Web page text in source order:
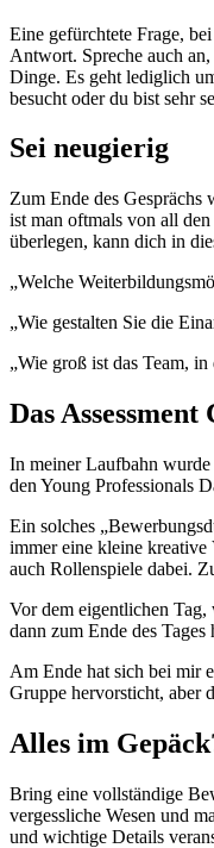
Eine gefürchtete Frage,
Antwort. Spreche auch
Dinge. Es geht lediglich
besucht oder du bist sehr
Sei neugierig
Zum Ende des
ist man oftmals von all
überlegen, kann dich in
„Welche
„Wie gestalten Sie die
„Wie groß ist das Team,
Das
In meiner Laufbahn
den Young Professionals
Ein solches
immer eine kleine kreative
auch Rollenspiele dabei.
Vor dem eigentlichen
dann zum Ende des Tages
Am Ende hat sich bei mir
Gruppe hervorsticht, aber
Alles im
Bring eine vollständige
vergessliche Wesen und
und wichtige Details